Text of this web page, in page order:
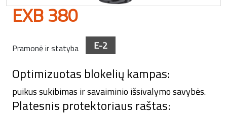
EXB 380
Pramonė ir statyba E-2
Optimizuotas blokelių kampas:
puikus sukibimas ir savaiminio išsivalymo savybės.
Platesnis protektoriaus raštas: